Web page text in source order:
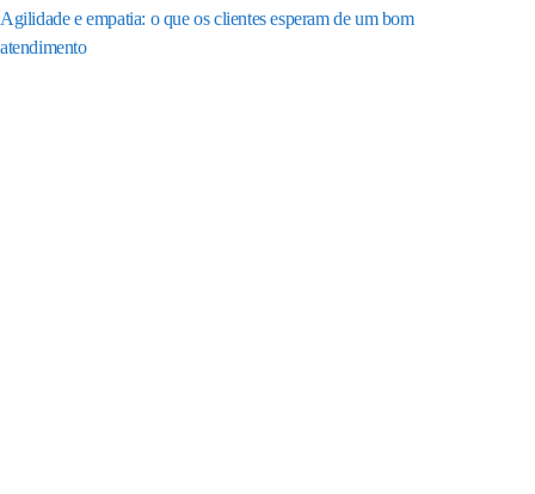
Agilidade e empatia: o que os clientes esperam de um bom
atendimento